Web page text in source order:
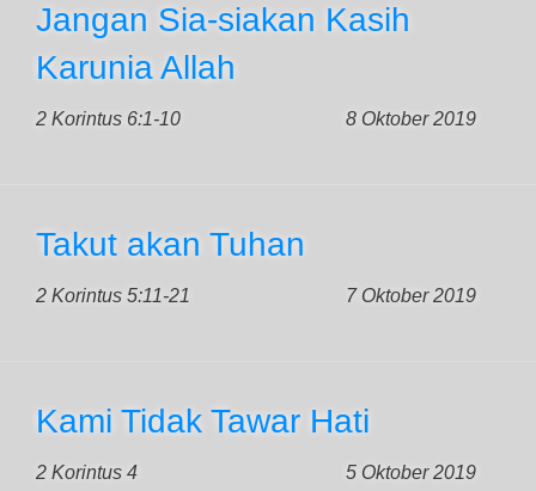
Jangan Sia-siakan Kasih
Karunia Allah
2 Korintus 6:1-10 8 Oktober 2019
Takut akan Tuhan
2 Korintus 5:11-21 7 Oktober 2019
Kami Tidak Tawar Hati
2 Korintus 4 5 Oktober 2019